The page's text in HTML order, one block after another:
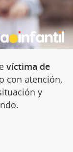
víctima de
con atención,
y